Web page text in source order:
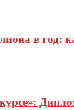
в год: